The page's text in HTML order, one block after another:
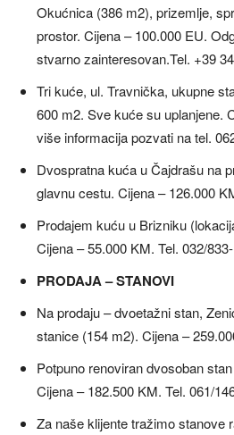
Okućnica (386 m2), prizemlje,
prostor. Cijena – 100.000 EU.
stvarno zainteresovan.Tel. +39
Tri kuće, ul. Travnička, ukupne
600 m2. Sve kuće su uplanjene.
više informacija pozvati na tel.
Dvospratna kuća u Čajdrašu na
glavnu cestu. Cijena – 126.000
Prodajem kuću u Brizniku
Cijena – 55.000 KM. Tel. 032/
PRODAJA – STANOVI
Na prodaju – dvoetažni stan,
stanice (154 m2). Cijena –
Potpuno renoviran dvosoban
Cijena – 182.500 KM. Tel. 061/
Za naše klijente tražimo stanove